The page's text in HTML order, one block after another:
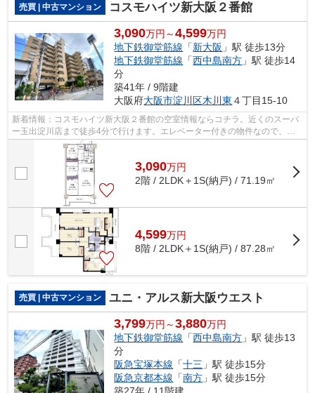
売買 | 中古マンション コスモハイツ新大阪２番館
3,090万円～4,599万円
地下鉄御堂筋線 「新大阪 」駅 徒歩13分
地下鉄御堂筋線 「西中島南方 」駅 徒歩14
分
築41年 / 9階建
大阪府大阪市淀川区木川東 ４丁目15-10
新着情報：コスモハイツ新大阪２番館の空室情報ならコチラ。近くのスーパ
ー玉出淀川店まで徒歩4分で行けます。エレベーター付きの物件なので、重
い荷物を運ぶ時に便利です。駅まで歩い...
3,090万円
2階 / 2LDK＋1S(納戸) / 71.19㎡
4,599万円
8階 / 2LDK＋1S(納戸) / 87.28㎡
売買 | 中古マンション ユニ・アルス新大阪ウエスト
3,799万円～3,880万円
地下鉄御堂筋線 「西中島南方 」駅 徒歩13
分
阪急宝塚本線 「十三 」駅 徒歩15分
阪急京都本線 「南方 」駅 徒歩15分